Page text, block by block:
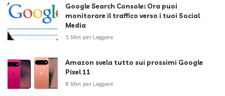
Google Search Console: Ora puoi
monitorare il traffico verso i tuoi Social
Media
5 Min per Leggere
Amazon svela tutto sui prossimi Google
Pixel 11
6 Min per Leggere